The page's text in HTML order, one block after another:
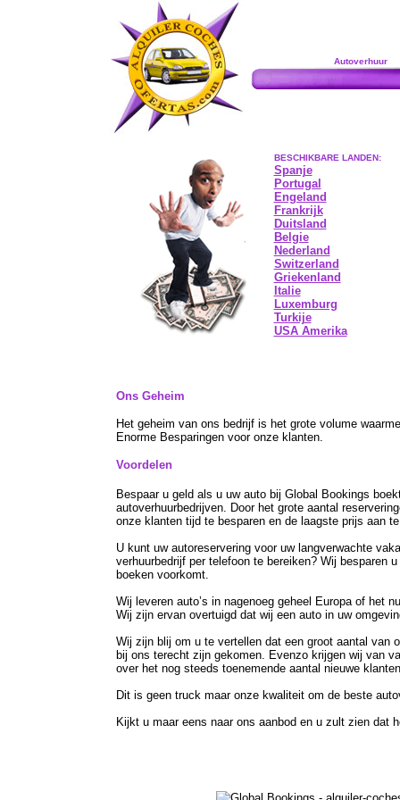
Autoverhuur
BESCHIKBARE LANDEN:
Spanje
Portugal
Engeland
Frankrijk
Duitsland
Belgie
Nederland
Switzerland
Griekenland
Italie
Luxemburg
Turkije
USA Amerika
Ons Geheim
Het geheim van ons bedrijf is het grote volume
Enorme Besparingen voor onze klanten.
Voordelen
Bespaar u geld als u uw auto bij Global Bookings
autoverhuurbedrijven. Door het grote aantal
onze klanten tijd te besparen en de laagste prijs aan
U kunt uw autoreservering voor uw langverwachte
verhuurbedrijf per telefoon te bereiken? Wij besparen
boeken voorkomt.
Wij leveren auto’s in nagenoeg geheel Europa of het
Wij zijn ervan overtuigd dat wij een auto in uw
Wij zijn blij om u te vertellen dat een groot aantal van
bij ons terecht zijn gekomen. Evenzo krijgen wij van
over het nog steeds toenemende aantal nieuwe
Dit is geen truck maar onze kwaliteit om de beste
Kijkt u maar eens naar ons aanbod en u zult zien dat